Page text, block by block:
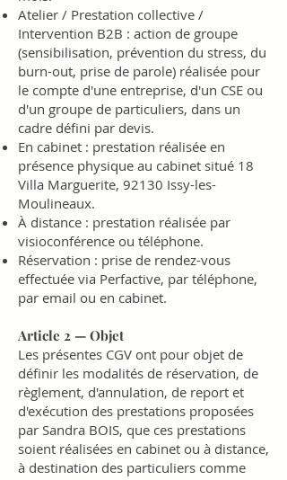
Atelier / Prestation collective /
Intervention B2B : action de groupe
(sensibilisation, prévention du stress, du
burn-out, prise de parole) réalisée pour
le compte d'une entreprise, d'un CSE ou
d'un groupe de particuliers, dans un
cadre défini par devis.
En cabinet : prestation réalisée en
présence physique au cabinet situé 18
Villa Marguerite, 92130 Issy-les-
Moulineaux.
À distance : prestation réalisée par
visioconférence ou téléphone.
Réservation : prise de rendez-vous
effectuée via Perfactive, par téléphone,
par email ou en cabinet.
Article 2 — Objet
Les présentes CGV ont pour objet de
définir les modalités de réservation, de
règlement, d'annulation, de report et
d'exécution des prestations proposées
par Sandra BOIS, que ces prestations
soient réalisées en cabinet ou à distance,
à destination des particuliers comme